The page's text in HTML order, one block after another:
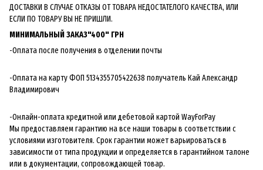
ДОСТАВКИ В СЛУЧАЕ ОТКАЗЫ ОТ ТОВАРА НЕДОСТАТЕЛОГО КАЧЕСТВА, ИЛИ
ЕСЛИ ПО ТОВАРУ ВЫ НЕ ПРИШЛИ.
МИНИМАЛЬНЫЙ ЗАКАЗ"400" ГРН
-Оплата после получения в отделении почты
-Оплата на карту ФОП 5134355705422638 получатель Кай Александр
Владимирович
-Онлайн-оплата кредитной или дебетовой картой WayForPay
Мы предоставляем гарантию на все наши товары в соответствии с
условиями изготовителя. Срок гарантии может варьироваться в
зависимости от типа продукции и определяется в гарантийном талоне
или в документации, сопровождающей товар.